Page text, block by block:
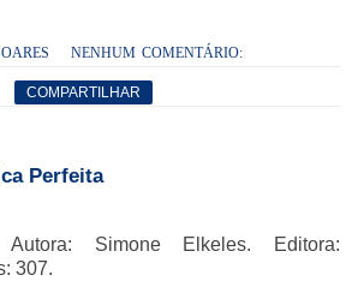
NENHUM COMENTÁRIO:
COMPARTILHAR
Perfeita
Autora: Simone Elkeles. Editora:
307.